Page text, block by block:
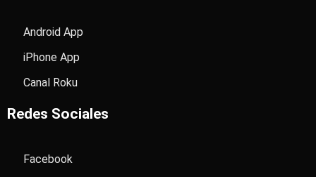
Android App
iPhone App
Canal Roku
Redes Sociales
Facebook